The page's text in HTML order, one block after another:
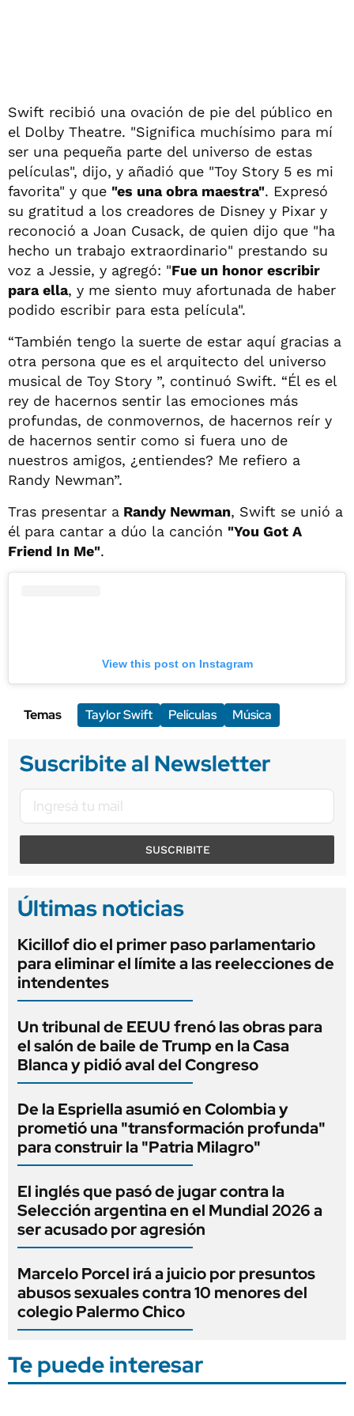
Swift recibió una ovación de pie del público en
el Dolby Theatre. "Significa muchísimo para mí
ser una pequeña parte del universo de estas
películas", dijo, y añadió que "Toy Story 5 es mi
favorita" y que "es una obra maestra". Expresó
su gratitud a los creadores de Disney y Pixar y
reconoció a Joan Cusack, de quien dijo que "ha
hecho un trabajo extraordinario" prestando su
voz a Jessie, y agregó: "Fue un honor escribir
para ella, y me siento muy afortunada de haber
podido escribir para esta película".
“También tengo la suerte de estar aquí gracias a
otra persona que es el arquitecto del universo
musical de Toy Story ”, continuó Swift. “Él es el
rey de hacernos sentir las emociones más
profundas, de conmovernos, de hacernos reír y
de hacernos sentir como si fuera uno de
nuestros amigos, ¿entiendes? Me refiero a
Randy Newman”.
Tras presentar a Randy Newman, Swift se unió a
él para cantar a dúo la canción "You Got A
Friend In Me".
View this post on Instagram
Temas Taylor Swift Películas Música
Suscribite al Newsletter
SUSCRIBITE
Últimas noticias
Kicillof dio el primer paso parlamentario
para eliminar el límite a las reelecciones de
intendentes
Un tribunal de EEUU frenó las obras para
el salón de baile de Trump en la Casa
Blanca y pidió aval del Congreso
De la Espriella asumió en Colombia y
prometió una "transformación profunda"
para construir la "Patria Milagro"
El inglés que pasó de jugar contra la
Selección argentina en el Mundial 2026 a
ser acusado por agresión
Marcelo Porcel irá a juicio por presuntos
abusos sexuales contra 10 menores del
colegio Palermo Chico
Te puede interesar